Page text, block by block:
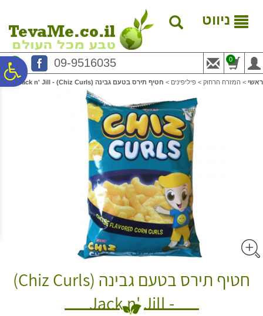
נגישות
המרכזי
ניווט
09-9516035 0
ראשי > המזרח הרחוק > פיליפינים > חטיף תירס בטעם גבינה (Chiz Curls) - Jack n' Jill
חטיף תירס בטעם גבינה (Chiz Curls)
- Jack n' Jill